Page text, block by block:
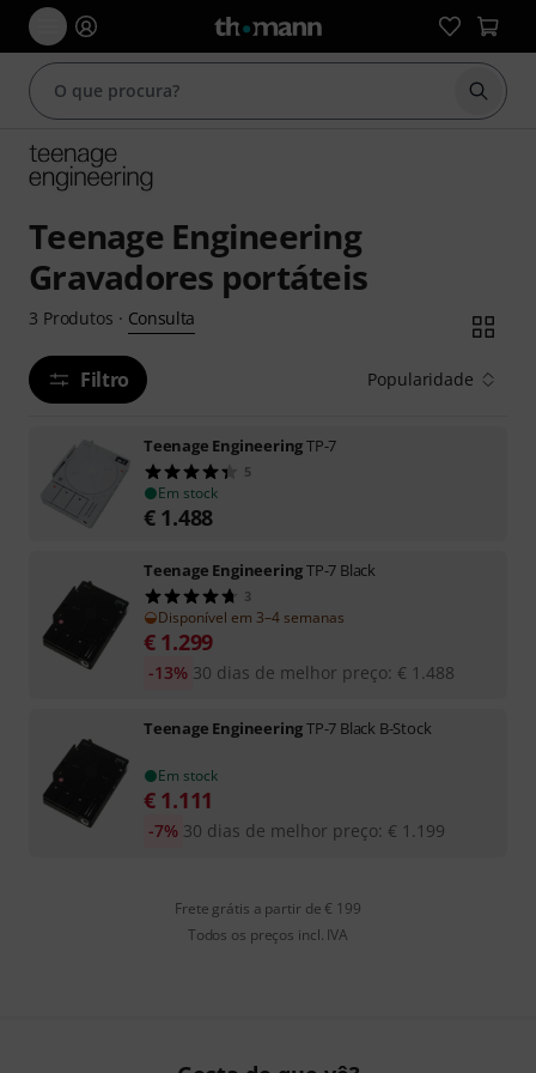
Iniciar
Teenage Engineering
Gravadores portáteis
3 Produtos · Consulta
Filtro Popularidade
Teenage EngineeringTP-7
5
Em stock
€ 1.488
Teenage EngineeringTP-7 Black
3
Disponível em 3–4 semanas
€ 1.299
30 dias de melhor preço: € 1.488
-13%
Teenage EngineeringTP-7 Black B-Stock
Em stock
€ 1.111
30 dias de melhor preço: € 1.199
-7%
Frete grátis a partir de € 199
Todos os preços incl. IVA